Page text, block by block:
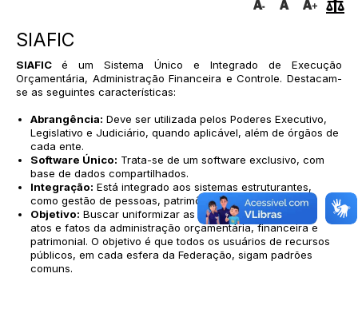
SIAFIC
SIAFIC é um Sistema Único e Integrado de Execução
Orçamentária, Administração Financeira e Controle. Destacam-
se as seguintes características:
Abrangência: Deve ser utilizada pelos Poderes Executivo,
Legislativo e Judiciário, quando aplicável, além de órgãos de
cada ente.
Software Único: Trata-se de um software exclusivo, com
base de dados compartilhados.
Integração: Está integrado aos sistemas estruturantes,
como gestão de pessoas, patrimônio e controle.
Objetivo: Buscar uniformizar as práticas de registro dos
atos e fatos da administração orçamentária, financeira e
patrimonial. O objetivo é que todos os usuários de recursos
públicos, em cada esfera da Federação, sigam padrões
comuns.